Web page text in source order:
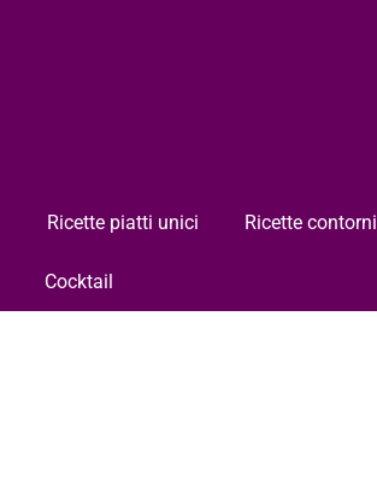
Ricette piatti unici Ricette contorni
Cocktail